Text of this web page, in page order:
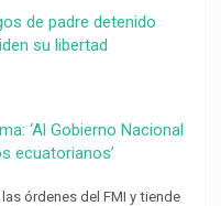
de padre detenido
su libertad
‘Al Gobierno Nacional
ecuatorianos’
órdenes del FMI y tiende